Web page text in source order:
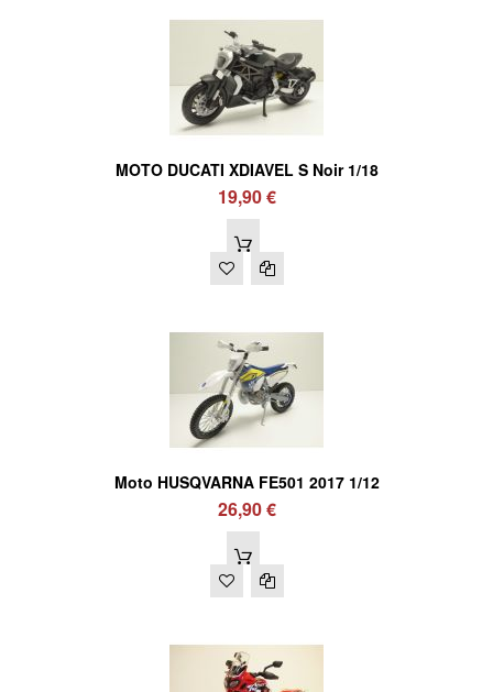
MOTO DUCATI XDIAVEL S Noir 1/18
19,90 €
Moto HUSQVARNA FE501 2017 1/12
26,90 €